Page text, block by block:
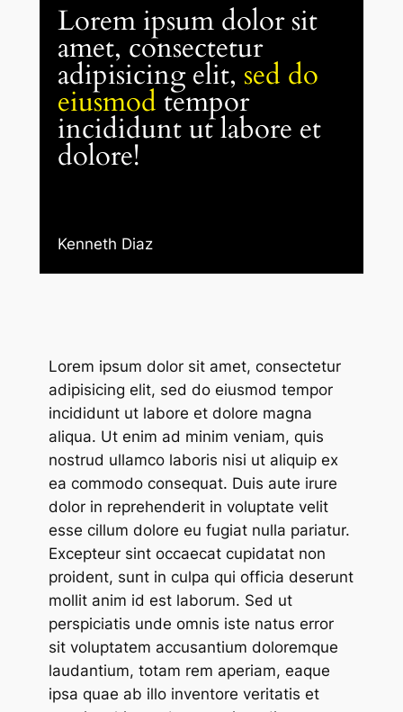
Lorem ipsum dolor sit
amet, consectetur
adipisicing elit, sed do
eiusmod tempor
incididunt ut labore et
dolore!
Kenneth Diaz
Lorem ipsum dolor sit amet, consectetur
adipisicing elit, sed do eiusmod tempor
incididunt ut labore et dolore magna
aliqua. Ut enim ad minim veniam, quis
nostrud ullamco laboris nisi ut aliquip ex
ea commodo consequat. Duis aute irure
dolor in reprehenderit in voluptate velit
esse cillum dolore eu fugiat nulla pariatur.
Excepteur sint occaecat cupidatat non
proident, sunt in culpa qui officia deserunt
mollit anim id est laborum. Sed ut
perspiciatis unde omnis iste natus error
sit voluptatem accusantium doloremque
laudantium, totam rem aperiam, eaque
ipsa quae ab illo inventore veritatis et